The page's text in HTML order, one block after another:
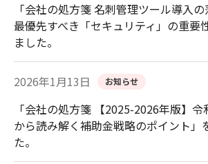
「会社の処方箋 名刺管理ツール導入
最優先すべき「セキュリティ」の重要
ました。
2026年1月13日 お知らせ
「会社の処方箋 【2025-2026年版】
から読み解く補助金戦略のポイント」
た。